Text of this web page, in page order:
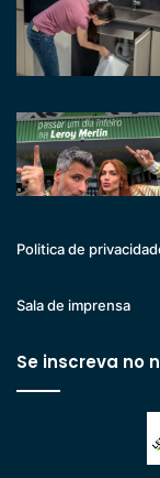
Politica de
Sala de imprensa
Se inscreva no